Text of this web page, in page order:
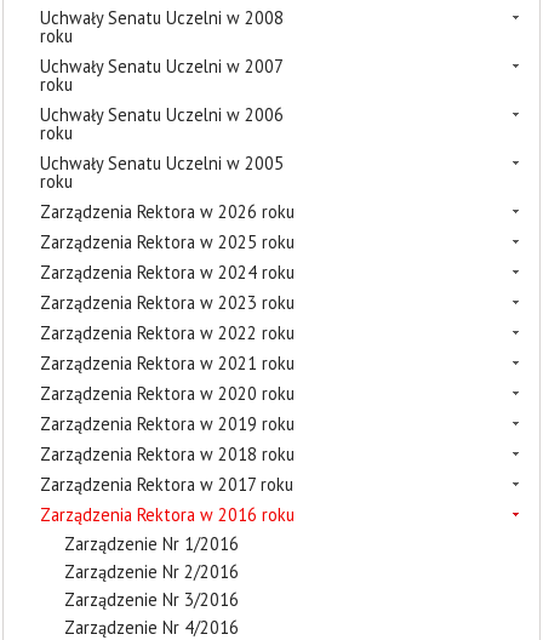
Uchwały Senatu Uczelni w 2008
roku
Uchwały Senatu Uczelni w 2007
roku
Uchwały Senatu Uczelni w 2006
roku
Uchwały Senatu Uczelni w 2005
roku
Zarządzenia Rektora w 2026 roku
Zarządzenia Rektora w 2025 roku
Zarządzenia Rektora w 2024 roku
Zarządzenia Rektora w 2023 roku
Zarządzenia Rektora w 2022 roku
Zarządzenia Rektora w 2021 roku
Zarządzenia Rektora w 2020 roku
Zarządzenia Rektora w 2019 roku
Zarządzenia Rektora w 2018 roku
Zarządzenia Rektora w 2017 roku
Zarządzenia Rektora w 2016 roku
Zarządzenie Nr 1/2016
Zarządzenie Nr 2/2016
Zarządzenie Nr 3/2016
Zarządzenie Nr 4/2016